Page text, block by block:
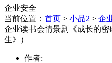
企业安全
当前位置： 首页 > 小品2 > 企
企业读书会情景剧《成长的
生》）
作者: